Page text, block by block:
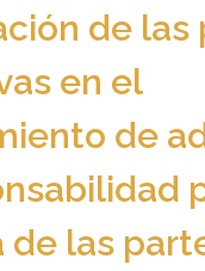
de las
en el
de
de las